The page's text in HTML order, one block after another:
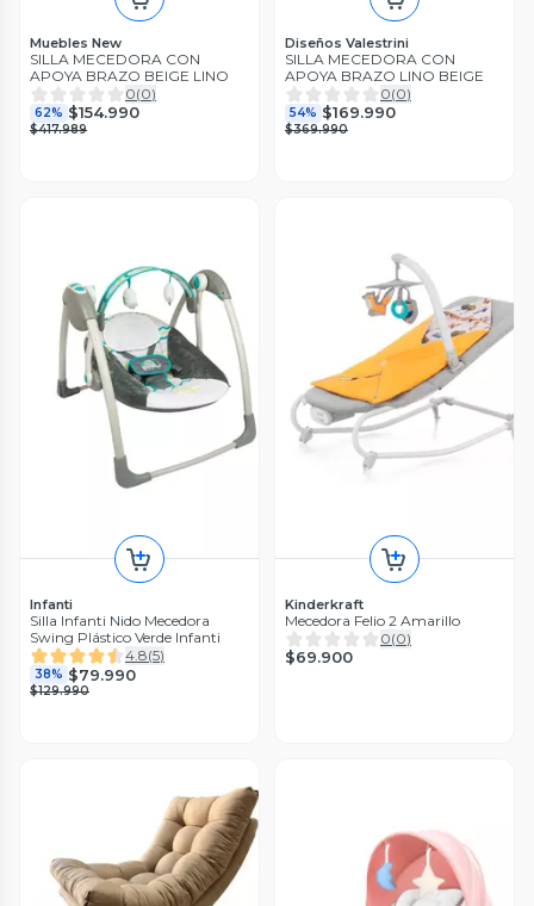
Muebles New
SILLA MECEDORA CON
APOYA BRAZO BEIGE LINO
0(0)
62% $154.990
$417.989
Diseños Valestrini
SILLA MECEDORA CON
APOYA BRAZO LINO BEIGE
0(0)
54% $169.990
$369.990
Infanti
Silla Infanti Nido Mecedora
Swing Plástico Verde Infanti
4.8(5)
38% $79.990
$129.990
Kinderkraft
Mecedora Felio 2 Amarillo
0(0)
$69.900